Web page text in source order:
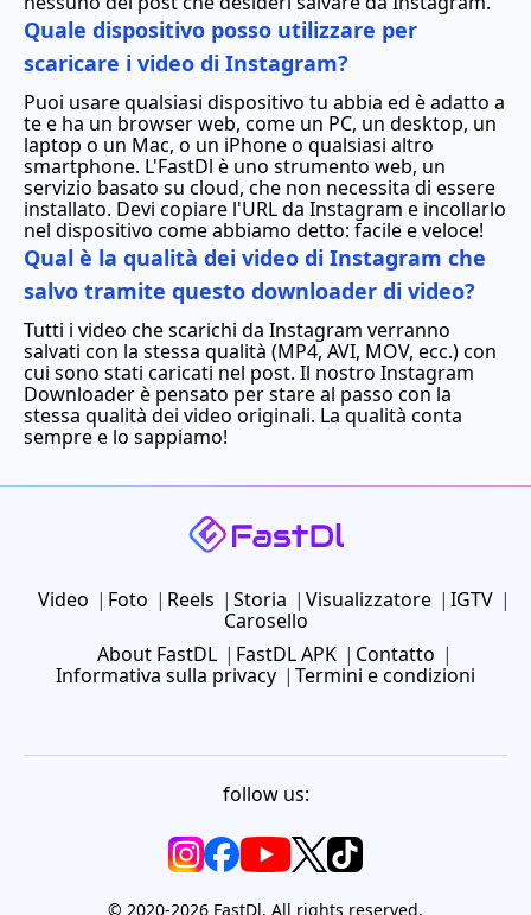
Quale dispositivo posso utilizzare per
scaricare i video di Instagram?
Puoi usare qualsiasi dispositivo tu abbia ed è adatto a
te e ha un browser web, come un PC, un desktop, un
laptop o un Mac, o un iPhone o qualsiasi altro
smartphone. L'FastDl è uno strumento web, un
servizio basato su cloud, che non necessita di essere
installato. Devi copiare l'URL da Instagram e incollarlo
nel dispositivo come abbiamo detto: facile e veloce!
Qual è la qualità dei video di Instagram che
salvo tramite questo downloader di video?
Tutti i video che scarichi da Instagram verranno
salvati con la stessa qualità (MP4, AVI, MOV, ecc.) con
cui sono stati caricati nel post. Il nostro Instagram
Downloader è pensato per stare al passo con la
stessa qualità dei video originali. La qualità conta
sempre e lo sappiamo!
Video Foto Reels Storia Visualizzatore
IGTV
Carosello
About FastDL
FastDL APK
Contatto
Informativa sulla privacy
Termini e condizioni
follow us:
© 2020-2026 FastDl. All rights reserved.